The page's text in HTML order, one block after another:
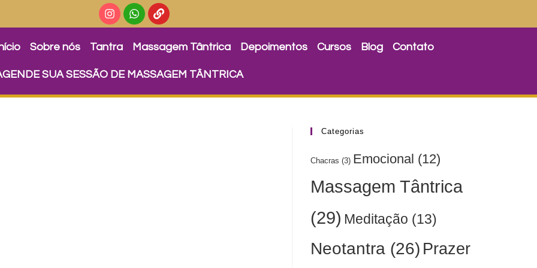
Sobre nós Tantra Massagem Tântrica Depoimentos Cursos Blog Contato
SUA SESSÃO DE MASSAGEM TÂNTRICA
Categorias
Chacras (3) Emocional (12)
Massagem Tântrica
(29) Meditação (13)
Neotantra (26) Prazer